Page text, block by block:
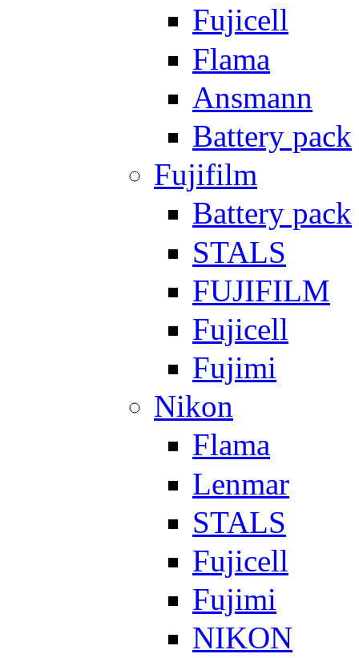
Fujicell
Flama
Ansmann
Battery pack
Fujifilm
Battery pack
STALS
FUJIFILM
Fujicell
Fujimi
Nikon
Flama
Lenmar
STALS
Fujicell
Fujimi
NIKON